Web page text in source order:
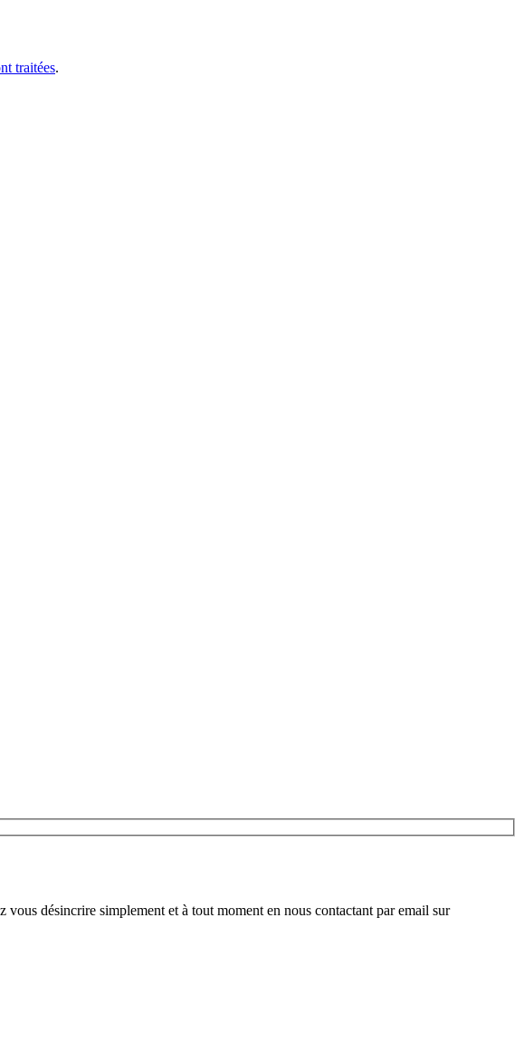
traitées.
désincrire simplement et à tout moment en nous contactant par email sur